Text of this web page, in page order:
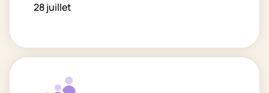
28 juillet